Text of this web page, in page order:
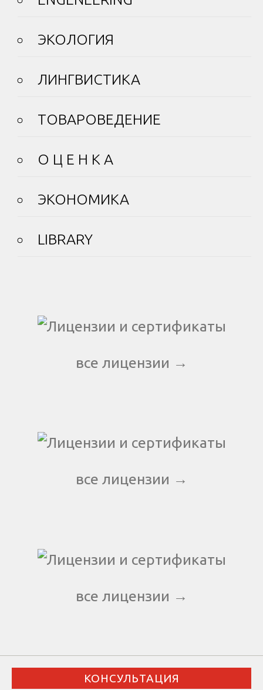
ЭКОЛОГИЯ
ЛИНГВИСТИКА
ТОВАРОВЕДЕНИЕ
О Ц Е Н К А
ЭКОНОМИКА
LIBRARY
все лицензии →
все лицензии →
все лицензии →
КОНСУЛЬТАЦИЯ